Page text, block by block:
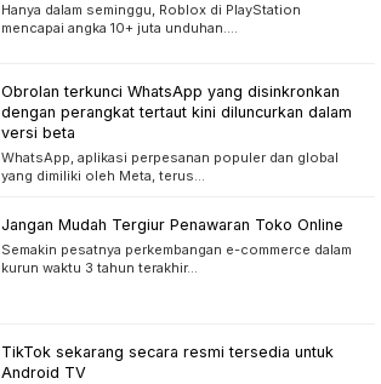
Hanya dalam seminggu, Roblox di PlayStation
mencapai angka 10+ juta unduhan.…
Obrolan terkunci WhatsApp yang disinkronkan
dengan perangkat tertaut kini diluncurkan dalam
versi beta
WhatsApp, aplikasi perpesanan populer dan global
yang dimiliki oleh Meta, terus…
Jangan Mudah Tergiur Penawaran Toko Online
Semakin pesatnya perkembangan e-commerce dalam
kurun waktu 3 tahun terakhir…
TikTok sekarang secara resmi tersedia untuk
Android TV